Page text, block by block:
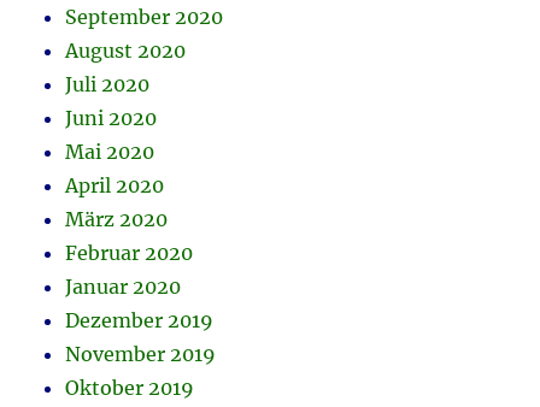
September 2020
August 2020
Juli 2020
Juni 2020
Mai 2020
April 2020
März 2020
Februar 2020
Januar 2020
Dezember 2019
November 2019
Oktober 2019